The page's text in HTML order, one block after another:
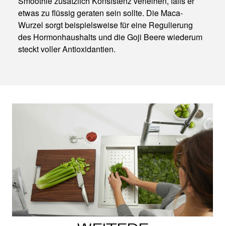
etwas zu flüssig geraten sein sollte. Die Maca-
Wurzel sorgt beispielsweise für eine Regulierung
des Hormonhaushalts und die Goji Beere wiederum
steckt voller Antioxidantien.